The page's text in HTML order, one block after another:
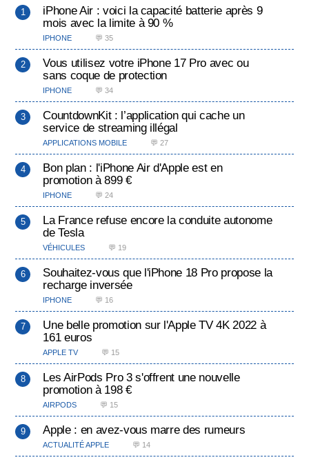
iPhone Air : voici la capacité batterie après 9
mois avec la limite à 90 %
IPHONE 💬 35
Vous utilisez votre iPhone 17 Pro avec ou
sans coque de protection
IPHONE 💬 34
CountdownKit : l’application qui cache un
service de streaming illégal
APPLICATIONS MOBILE 💬 27
Bon plan : l'iPhone Air d'Apple est en
promotion à 899 €
IPHONE 💬 24
La France refuse encore la conduite autonome
de Tesla
VÉHICULES 💬 19
Souhaitez-vous que l'iPhone 18 Pro propose la
recharge inversée
IPHONE 💬 16
Une belle promotion sur l'Apple TV 4K 2022 à
161 euros
APPLE TV 💬 15
Les AirPods Pro 3 s'offrent une nouvelle
promotion à 198 €
AIRPODS 💬 15
Apple : en avez-vous marre des rumeurs
ACTUALITÉ APPLE 💬 14